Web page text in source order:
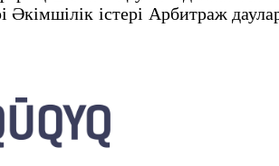
Әкімшілік істері Арбитраж